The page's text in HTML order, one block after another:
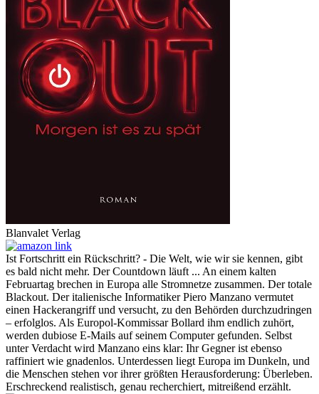
Blanvalet Verlag
Ist Fortschritt ein Rückschritt? - Die Welt, wie wir sie kennen, gibt
es bald nicht mehr. Der Countdown läuft ... An einem kalten
Februartag brechen in Europa alle Stromnetze zusammen. Der totale
Blackout. Der italienische Informatiker Piero Manzano vermutet
einen Hackerangriff und versucht, zu den Behörden durchzudringen
– erfolglos. Als Europol-Kommissar Bollard ihm endlich zuhört,
werden dubiose E-Mails auf seinem Computer gefunden. Selbst
unter Verdacht wird Manzano eins klar: Ihr Gegner ist ebenso
raffiniert wie gnadenlos. Unterdessen liegt Europa im Dunkeln, und
die Menschen stehen vor ihrer größten Herausforderung: Überleben.
Erschreckend realistisch, genau recherchiert, mitreißend erzählt.